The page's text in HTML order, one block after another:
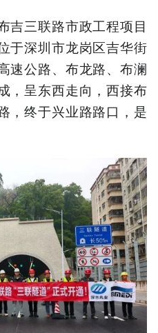
吉三联路市政工程项目
于深圳市龙岗区吉华街
速公路、布龙路、布澜
，呈东西走向，西接布
，终于兴业路路口，是